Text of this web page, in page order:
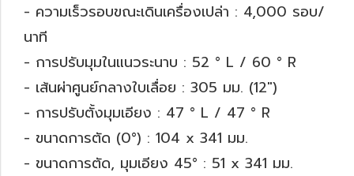
- ความเร็วรอบขณะเดินเครื่องเปล่า : 4,000 รอบ/
นาที
- การปรับมุมในแนวระนาบ : 52 ° L / 60 ° R
- เส้นผ่าศูนย์กลางใบเลื่อย : 305 มม. (12")
- การปรับตั้งมุมเอียง : 47 ° L / 47 ° R
- ขนาดการตัด (0°) : 104 x 341 มม.
- ขนาดการตัด, มุมเอียง 45° : 51 x 341 มม.